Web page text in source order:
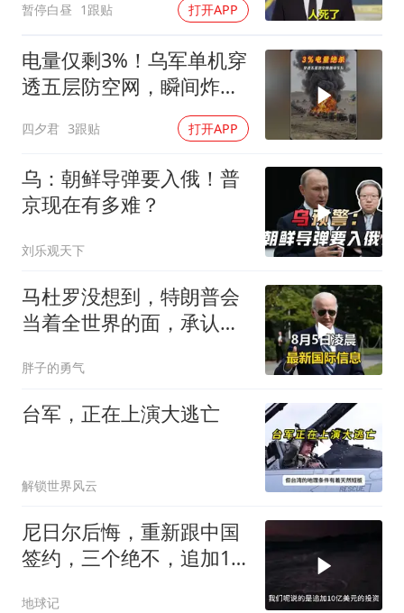
暂停白昼 1跟贴 打开APP
电量仅剩3%！乌军单机穿
透五层防空网，瞬间炸飞
四夕君 3跟贴 打开APP
乌：朝鲜导弹要入俄！普
京现在有多难？
刘乐观天下
马杜罗没想到，特朗普会
当着全世界的面，承认一
胖子的勇气
台军，正在上演大逃亡
解锁世界风云
尼日尔后悔，重新跟中国
签约，三个绝不，追加10
地球记